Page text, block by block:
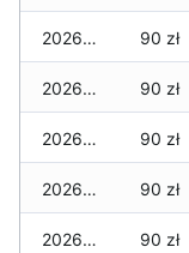
2026-07-02 90 zł
2026-07-01 90 zł
2026-06-30 90 zł
2026-06-28 90 zł
2026-06-27 90 zł